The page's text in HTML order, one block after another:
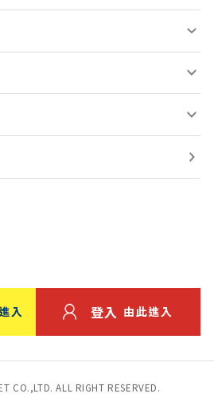
入 登入 由此進入
CO.,LTD. ALL RIGHT RESERVED.